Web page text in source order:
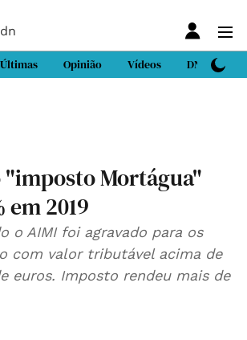
Últimas Opinião Vídeos DN Sport
"imposto Mortágua"
2019
o AIMI foi agravado para os
com valor tributável acima de
euros. Imposto rendeu mais de